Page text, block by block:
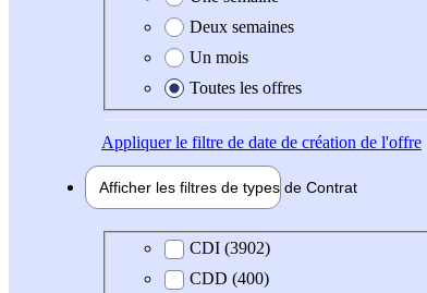
Deux semaines
Un mois
Toutes les offres
Appliquerle filtre de date de création de l'offre
Afficher les filtres de types de Contrat
Type de contratCDI (3902)
CDD (400)